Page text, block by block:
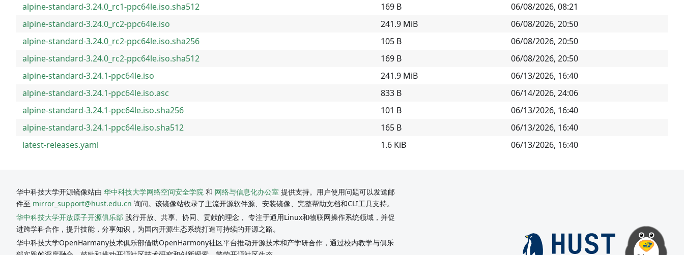
alpine-standard-3.24.0_rc1-ppc64le.iso.sha512
169 B
06/08/2026, 08:21
alpine-standard-3.24.0_rc2-ppc64le.iso
241.9 MiB
06/08/2026, 20:50
alpine-standard-3.24.0_rc2-ppc64le.iso.sha256
105 B
06/08/2026, 20:50
alpine-standard-3.24.0_rc2-ppc64le.iso.sha512
169 B
06/08/2026, 20:50
alpine-standard-3.24.1-ppc64le.iso
241.9 MiB
06/13/2026, 16:40
alpine-standard-3.24.1-ppc64le.iso.asc
833 B
06/14/2026, 24:06
alpine-standard-3.24.1-ppc64le.iso.sha256
101 B
06/13/2026, 16:40
alpine-standard-3.24.1-ppc64le.iso.sha512
165 B
06/13/2026, 16:40
latest-releases.yaml
1.6 KiB 06/13/2026, 16:40
华中科技大学开源镜像站由 华中科技大学网络空间安全学院 和 网络与信息化办公室 提供支持。用户使用问题可以发送邮
件至 mirror_support@hust.edu.cn 询问。该镜像站收录了主流开源软件源、安装镜像、完整帮助文档和CLI工具支持。
华中科技大学开放原子开源俱乐部 践行开放、共享、协同、贡献的理念， 专注于通用Linux和物联网操作系统领域，并促
进跨学科合作，提升技能，分享知识，为国内开源生态系统打造可持续的开源之路。
华中科技大学OpenHarmany技术俱乐部借助OpenHarmony社区平台推动开源技术和产学研合作，通过校内教学与俱乐